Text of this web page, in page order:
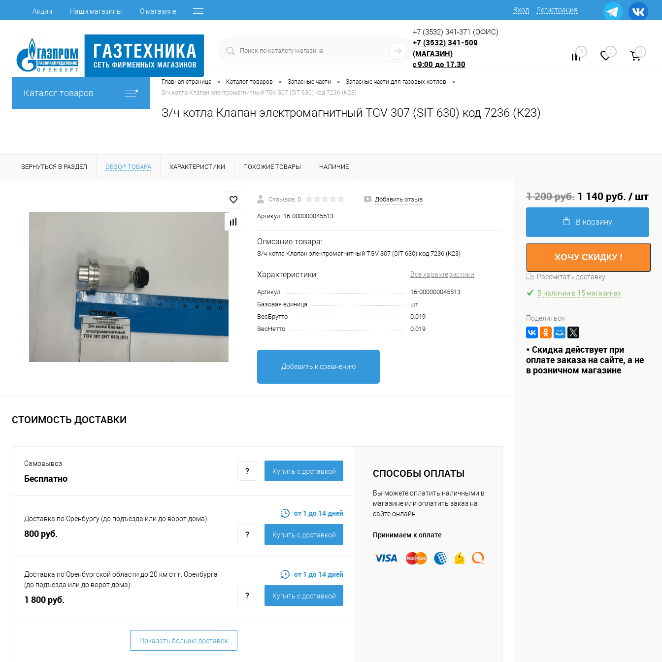
Акции Наши магазины О магазине Вход Регистрация
+7 (3532) 341-371 (ОФИС)
+7 (3532) 341-509
(МАГАЗИН)
с9:00 до 17.30
0 0 0
Каталог товаров
Главная страница • Каталог товаров • Запасные части • Запасные части для газовых котлов •
З/ч котла Клапан электромагнитный TGV 307 (SIT 630) код 7236 (К23)
З/ч котла Клапан электромагнитный TGV 307 (SIT 630) код 7236 (К23)
ВЕРНУТЬСЯ В РАЗДЕЛ ОБЗОР ТОВАРА ХАРАКТЕРИСТИКИ ПОХОЖИЕ ТОВАРЫ НАЛИЧИЕ
Отзывов: 0 Добавить отзыв
Артикул: 16-000000045513
Описание товара:
З/ч котла Клапан электромагнитный TGV 307 (SIT 630) код 7236 (К23)
Характеристики: Все характеристики
Артикул
16-000000045513
Базовая единица
шт
ВесБрутто
0.019
ВесНетто
0.019
Добавить к сравнению
СТОИМОСТЬ ДОСТАВКИ
Самовывоз
Бесплатно
Купить c доставкой
Доставка по Оренбургу (до подъезда или до ворот дома)
800 руб.
от 1 до 14 дней
Купить c доставкой
Доставка по Оренбургской области до 20 км от г. Оренбурга
(до подъезда или до ворот дома)
1 800 руб.
от 1 до 14 дней
Купить c доставкой
Показать больше доставок
СПОСОБЫ ОПЛАТЫ
Вы можете оплатить наличными в
магазине или оплатить заказ на
сайте онлайн.
Принимаем к оплате
1 200 руб. 1 140 руб. / шт
В корзину
ХОЧУ СКИДКУ !
Рассчитать доставку
В наличии в 15 магазинах
Поделиться
* Скидка действует при
оплате заказа на сайте, а не
в розничном магазине